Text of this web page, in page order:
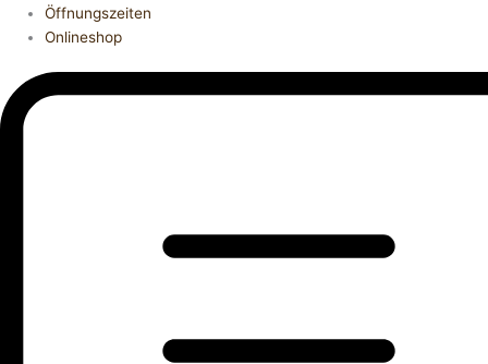
Öffnungszeiten
Onlineshop